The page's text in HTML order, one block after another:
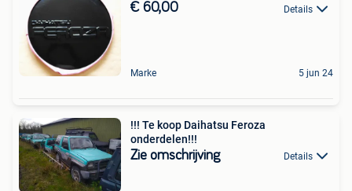
€ 60,00 Details
Marke 5 jun 24
!!! Te koop Daihatsu Feroza
onderdelen!!!
Zie omschrijving Details